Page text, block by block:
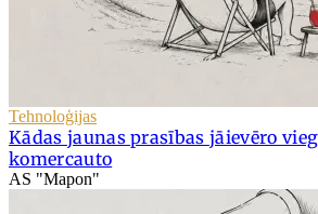
Tehnoloģijas
Kādas jaunas prasības jāievēro
komercauto
AS "Mapon"